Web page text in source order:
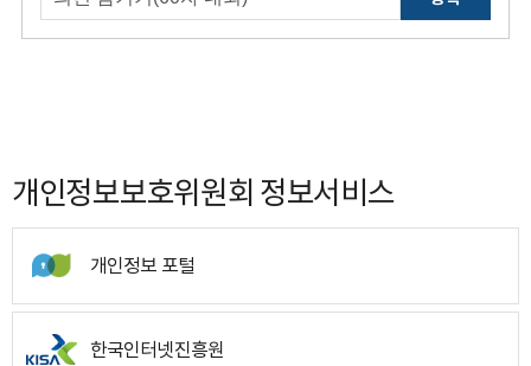
개인정보보호위원회 정보서비스
개인정보 포털
한국인터넷진흥원